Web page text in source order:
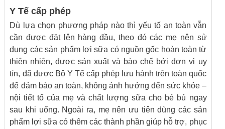
Y Tế cấp phép
Dù lựa chọn phương pháp nào thì yếu tố an toàn vẫn
cần được đặt lên hàng đầu, theo đó các mẹ nên sử
dụng các sản phẩm lợi sữa có nguồn gốc hoàn toàn từ
thiên nhiên, được sản xuất và bào chế bởi đơn vị uy
tín, đã được Bộ Y Tế cấp phép lưu hành trên toàn quốc
để đảm bảo an toàn, không ảnh hưởng đến sức khỏe –
nội tiết tố của mẹ và chất lượng sữa cho bé bú ngay
sau khi uống. Ngoài ra, mẹ nên ưu tiên dùng các sản
phẩm lợi sữa có thêm các thành phần giúp hỗ trợ, phục